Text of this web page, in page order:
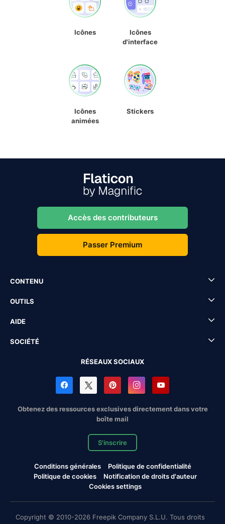
Icônes
Icônes
d'interface
Icônes
animées
Stickers
Accès des contributeurs
Passer Premium
CONTENU
OUTILS
AIDE
SOCIÉTÉ
RÉSEAUX SOCIAUX
Obtenez des ressources exclusives directement dans votre
boîte mail
S'inscrire
Conditions générales
Politique de confidentialité
Politique de cookies
Notification de droits d'auteur
Cookies settings
Copyright © 2010-2026 Freepik Company S.L.U. Tous droits